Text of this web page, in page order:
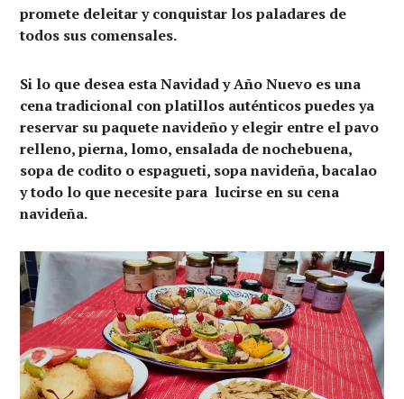
promete deleitar y conquistar los paladares de
todos sus comensales.
Si lo que desea esta Navidad y Año Nuevo es una
cena tradicional con platillos auténticos puedes ya
reservar su paquete navideño y elegir entre el pavo
relleno, pierna, lomo, ensalada de nochebuena,
sopa de codito o espagueti, sopa navideña, bacalao
y todo lo que necesite para lucirse en su cena
navideña.